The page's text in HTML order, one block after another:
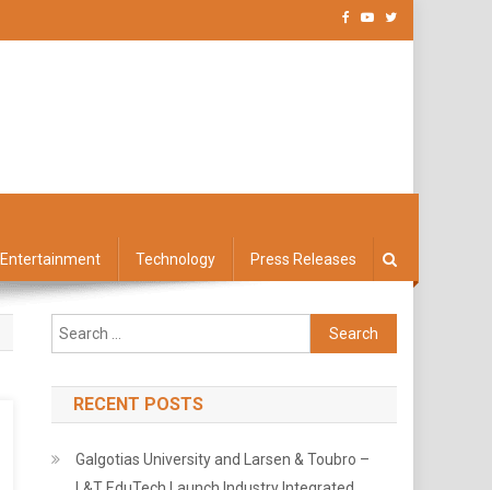
Entertainment Technology Press Releases
Search
for:
RECENT POSTS
Galgotias University and Larsen & Toubro –